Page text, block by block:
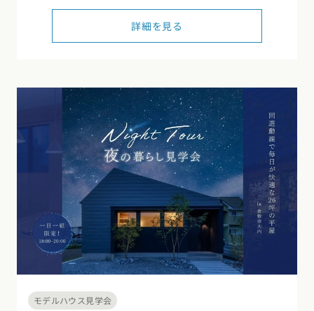
詳細を見る
モデルハウス見学会